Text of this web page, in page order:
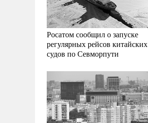
Росатом сообщил о запуске
регулярных рейсов китайских
судов по Севморпути